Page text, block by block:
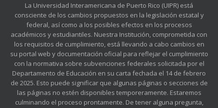
La Universidad Interamericana de Puerto Rico (UIPR) está
consciente de los cambios propuestos en la legislación estatal y
federal, así como a los posibles efectos en los procesos
académicos y estudiantiles. Nuestra Institución, comprometida con
los requisitos de cumplimiento, está llevando a cabo cambios en
su portal web y documentación oficial para reflejar el cumplimiento
con la normativa sobre subvenciones federales solicitada por el
Departamento de Educación en su carta fechada el 14 de febrero
de 2025. Esto puede significar que algunas páginas o secciones de
las páginas no estén disponibles temporeramente. Estaremos
culminando el proceso prontamente. De tener alguna pregunta,